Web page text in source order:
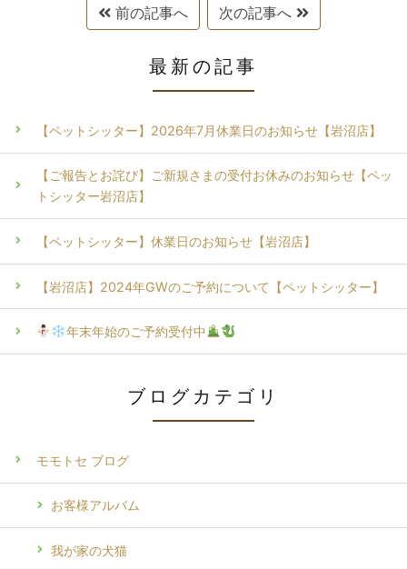
前の記事へ 次の記事へ
最新の記事
【ペットシッター】2026年7月休業日のお知らせ【岩沼店】
【ご報告とお詫び】ご新規さまの受付お休みのお知らせ【ペッ
トシッター岩沼店】
【ペットシッター】休業日のお知らせ【岩沼店】
【岩沼店】2024年GWのご予約について【ペットシッター】
年末年始のご予約受付中
ブログカテゴリ
モモトセ ブログ
お客様アルバム
我が家の犬猫